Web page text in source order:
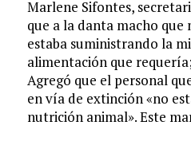
Marlene Sifontes,
que a la danta macho que
estaba suministrando la
alimentación que
Agregó que el personal
en vía de extinción «no
nutrición animal». Este